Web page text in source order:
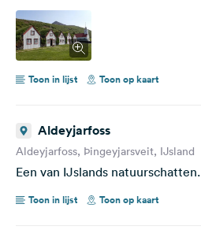
Toon in lijst Toon op kaart
Aldeyjarfoss
Aldeyjarfoss, Þingeyjarsveit, IJsland
Een van IJslands natuurschatten.
Toon in lijst Toon op kaart